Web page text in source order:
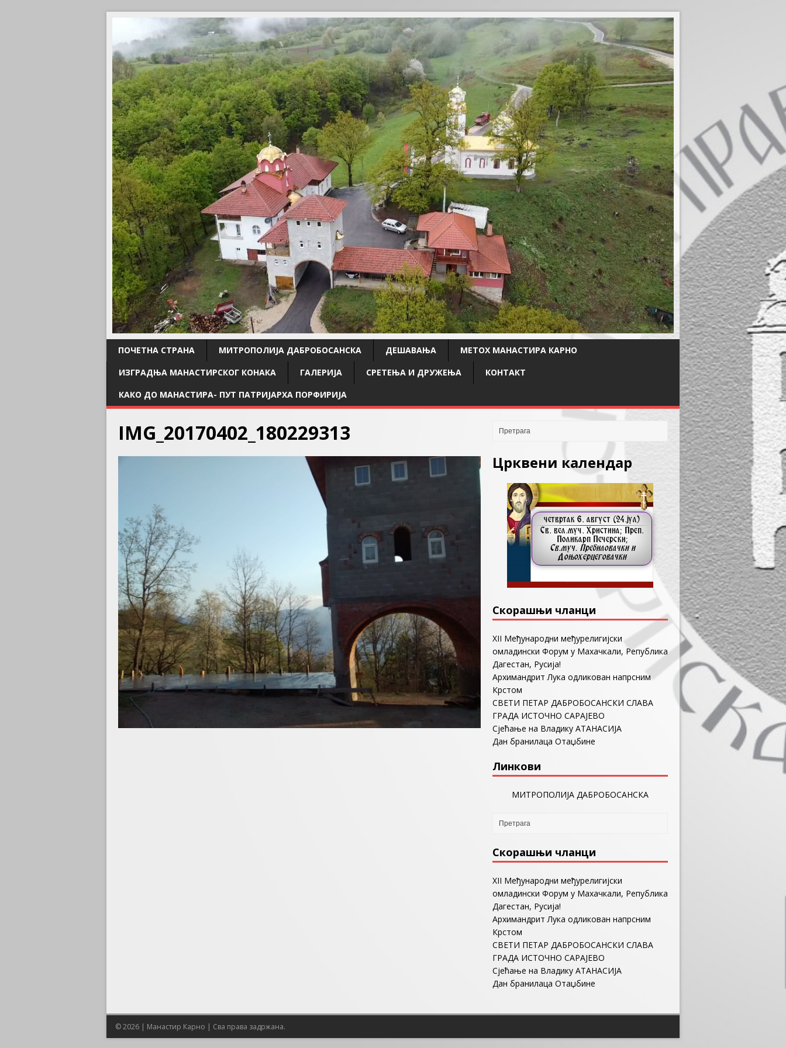
ПОЧЕТНА СТРАНА МИТРОПОЛИЈА ДАБРОБОСАНСКА ДЕШАВАЊА
МЕТОХ МАНАСТИРА КАРНО
ИЗГРАДЊА МАНАСТИРСКОГ КОНАКА
ГАЛЕРИЈА СРЕТЕЊА И ДРУЖЕЊА
КОНТАКТ
КАКО ДО МАНАСТИРА- ПУТ ПАТРИЈАРХА ПОРФИРИЈА
IMG_20170402_180229313
Црквени календар
Скорашњи чланци
ХII Међународни међурелигијски
омладински Форум у Махачкали, Република
Дагестан, Русија!
Архимандрит Лука одликован напрсним
Крстом
СВЕТИ ПЕТАР ДАБРОБОСАНСКИ СЛАВА
ГРАДА ИСТОЧНО САРАЈЕВО
Сјећање на Владику АТАНАСИЈА
Дан бранилаца Отаџбине
Линкови
МИТРОПОЛИЈА ДАБРОБОСАНСКА
Скорашњи чланци
ХII Међународни међурелигијски
омладински Форум у Махачкали, Република
Дагестан, Русија!
Архимандрит Лука одликован напрсним
Крстом
СВЕТИ ПЕТАР ДАБРОБОСАНСКИ СЛАВА
ГРАДА ИСТОЧНО САРАЈЕВО
Сјећање на Владику АТАНАСИЈА
Дан бранилаца Отаџбине
© 2026 | Манастир Карно | Сва права задржана.